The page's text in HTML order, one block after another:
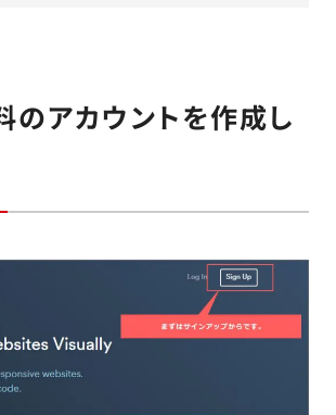
のアカウントを作成し